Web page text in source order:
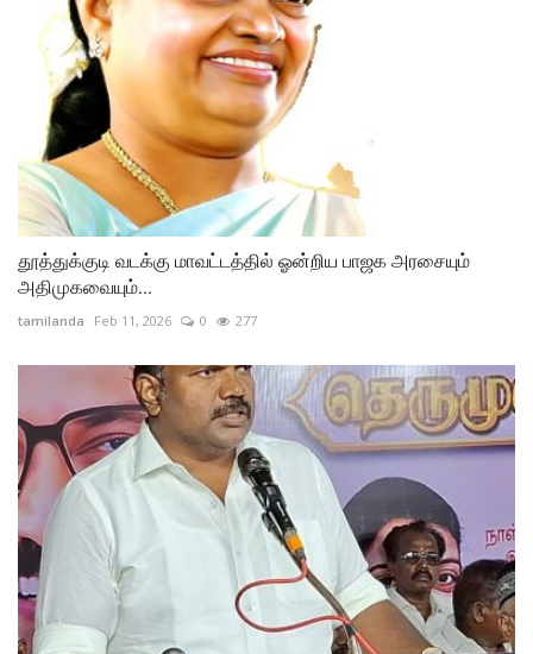
தூத்துக்குடி வடக்கு மாவட்டத்தில் ஓன்றிய பாஜக அரசையும்
அதிமுகவையும்...
tamilanda Feb 11, 2026 0 277